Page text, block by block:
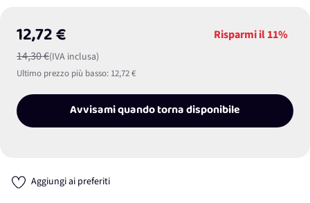
12,72 €
14,30 €(IVA inclusa)
Risparmi il11%
Ultimo prezzo più basso: 12,72 €
Avvisami quando torna disponibile
Aggiungi ai preferiti